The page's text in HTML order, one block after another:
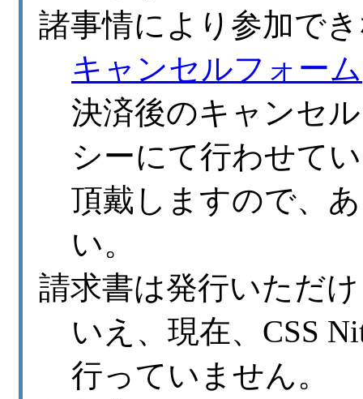
諸事情により参加で
キャンセルフォーム
決済後のキャンセ
シーにて行わせて
頂戴しますので、
い。
請求書は発行いただ
いえ、現在、CSS
行っていません。